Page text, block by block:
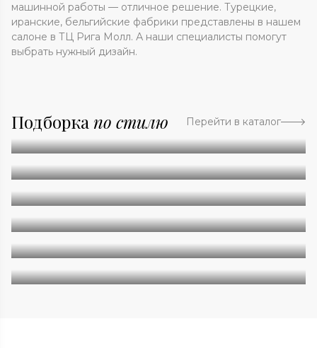
машинной работы — отличное решение. Турецкие,
иранские, бельгийские фабрики представлены в нашем
салоне в ТЦ Рига Молл. А наши специалисты помогут
выбрать нужный дизайн.
Подборка по стилю Перейти в каталог
Абстракция
Однотонные
Геометрия
Классические
Современные
Дизайнерские